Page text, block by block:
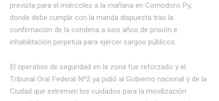
prevista para el miércoles a la mañana en Comodoro Py,
donde debe cumplir con la manda dispuesta tras la
confirmación de la condena a seis años de prisión e
inhabilitación perpetua para ejercer cargos públicos.
El operativo de seguridad en la zona fue reforzado y el
Tribunal Oral Federal Nº2 ya pidió al Gobierno nacional y de la
Ciudad que extremen los cuidados para la movilización